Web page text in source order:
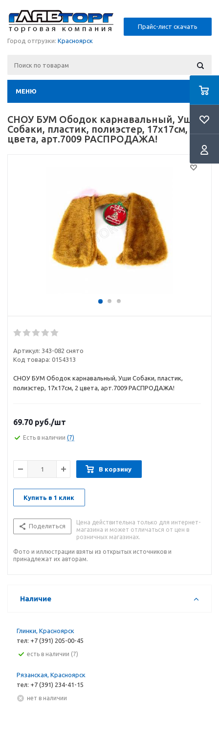
Прайс-лист скачать
Город отгрузки: Красноярск
МЕНЮ
СНОУ БУМ Ободок карнавальный, Уши
Собаки, пластик, полиэстер, 17х17см, 2
цвета, арт.7009 РАСПРОДАЖА!
Артикул: 343-082 снято
Код товара: 0154313
СНОУ БУМ Ободок карнавальный, Уши Собаки, пластик,
полиэстер, 17х17см, 2 цвета, арт.7009 РАСПРОДАЖА!
69.70 руб./шт
Есть в наличии (7)
В корзину
Купить в 1 клик
Поделиться
Цена действительна только для интернет-
магазина и может отличаться от цен в
розничных магазинах.
Фото и иллюстрации взяты из открытых источников и
принадлежат их авторам.
Наличие
Глинки, Красноярск
тел: +7 (391) 205-00-45
Есть в наличии (7)
Рязанская, Красноярск
тел: +7 (391) 234-41-15
Нет в наличии